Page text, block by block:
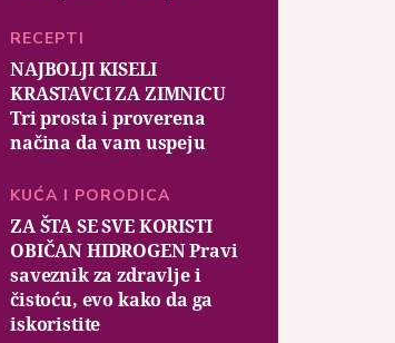
RECEPTI
NAJBOLJI KISELI
KRASTAVCI ZA ZIMNICU
Tri prosta i proverena
načina da vam uspeju
KUĆA I PORODICA
ZA ŠTA SE SVE KORISTI
OBIČAN HIDROGEN Pravi
saveznik za zdravlje i
čistoću, evo kako da ga
iskoristite